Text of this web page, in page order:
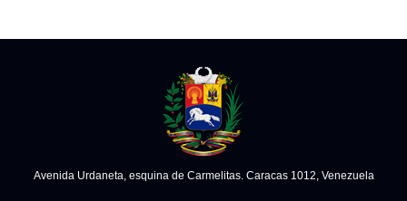
Avenida Urdaneta, esquina de Carmelitas. Caracas 1012, Venezuela